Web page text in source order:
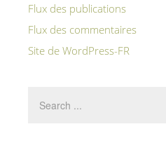
Flux des publications
Flux des commentaires
Site de WordPress-FR